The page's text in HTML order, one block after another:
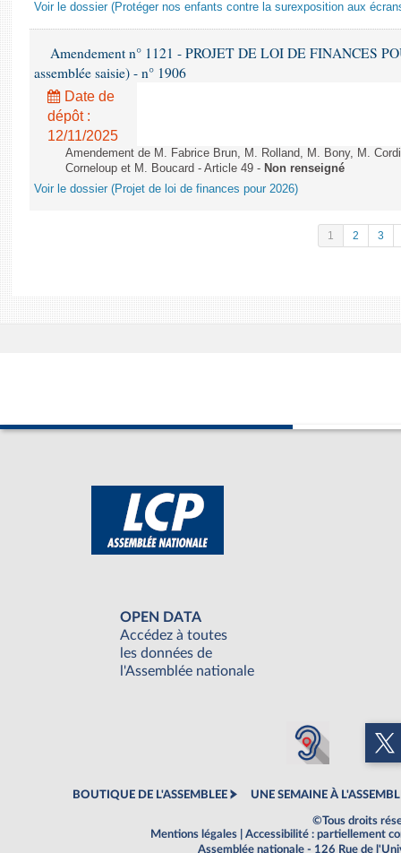
Voir le dossier (Protéger nos enfants contre la surexposition aux
Amendement n° 1121 - PROJET DE LOI DE FINANCES
assemblée saisie) - n° 1906
Date de
dépôt :
12/11/2025
Amendement de M. Fabrice Brun, M. Rolland, M. Bony, M.
Corneloup et M. Boucard - Article 49 - Non renseigné
Voir le dossier (Projet de loi de finances pour 2026)
1 2 3
OPEN DATA
Accédez à toutes
les données de
l'Assemblée nationale
BOUTIQUE DE L'ASSEMBLEE UNE SEMAINE À
©Tous droits
Mentions légales
Accessibilité : partiellement
Assemblée nationale - 126 Rue de